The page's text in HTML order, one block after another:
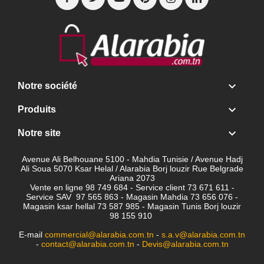
Notre société 
Produits 
Notre site 
Avenue Ali Belhouane 5100 - Mahdia Tunisie / Avenue Hadj
Ali Soua 5070 Ksar Helal / Alarabia Borj louzir Rue Belgrade
Ariana 2073
Vente en ligne 98 749 684 - Service client 73 671 611 -
Service SAV 97 565 863 - Magasin Mahdia 73 656 076 -
Magasin ksar hellal 73 587 985 - Magasin Tunis Borj louzir
98 155 910
E-mail commercial@alarabia.com.tn - s.a.v@alarabia.com.tn
- contact@alarabia.com.tn - Devis@alarabia.com.tn